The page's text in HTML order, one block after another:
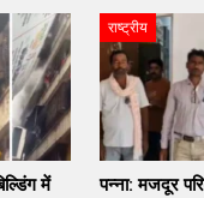
में
राष्ट्रीय
पन्ना: मजदूर